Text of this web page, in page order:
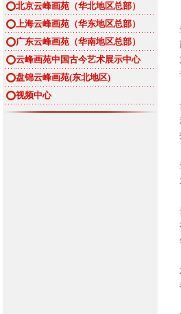
北京云峰画苑（华北地区总部）
上海云峰画苑（华东地区总部）
广东云峰画苑（华南地区总部）
云峰画苑中国古今艺术展示中心
盘锦云峰画苑(东北地区)
视频中心